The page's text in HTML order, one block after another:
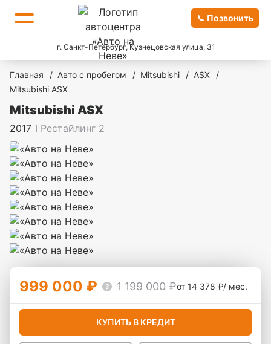
г. Санкт-Петербург, Кузнецовская улица, 31
Позвонить
Главная / Авто с пробегом / Mitsubishi / ASX
/
Mitsubishi ASX
Mitsubishi ASX
2017 I Рестайлинг 2
999 000 ₽ 1 199 000 ₽от 14 378 ₽/ мес.
КУПИТЬ В КРЕДИТ